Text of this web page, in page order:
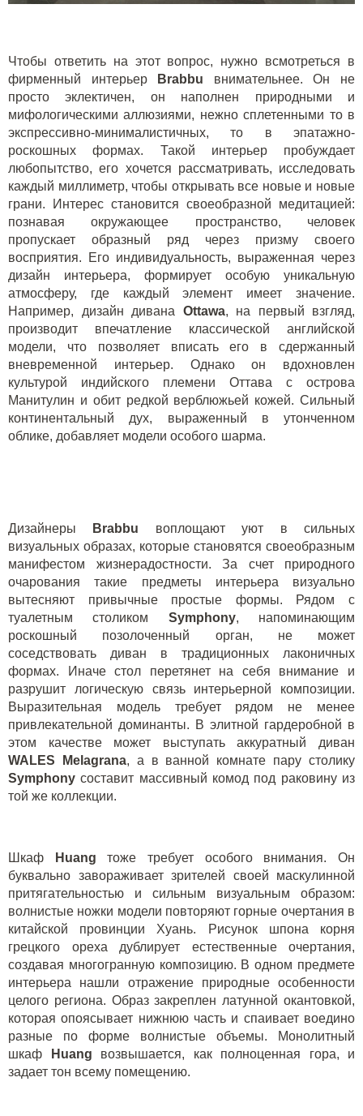
Чтобы ответить на этот вопрос, нужно всмотреться в
фирменный интерьер
Brabbu
внимательнее. Он не
просто эклектичен, он наполнен природными и
мифологическими аллюзиями, нежно сплетенными то в
экспрессивно-минималистичных, то в эпатажно-
роскошных формах. Такой интерьер пробуждает
любопытство, его хочется рассматривать, исследовать
каждый миллиметр, чтобы открывать все новые и новые
грани. Интерес становится своеобразной медитацией:
познавая окружающее пространство, человек
пропускает образный ряд через призму своего
восприятия. Его индивидуальность, выраженная через
дизайн интерьера, формирует особую уникальную
атмосферу, где каждый элемент имеет значение.
Например, дизайн дивана Ottawa, на первый взгляд,
производит впечатление классической английской
модели, что позволяет вписать его в сдержанный
вневременной интерьер. Однако он вдохновлен
культурой индийского племени Оттава с острова
Манитулин и обит редкой верблюжьей кожей. Сильный
континентальный дух, выраженный в утонченном
облике, добавляет модели особого шарма.
Дизайнеры Brabbu
воплощают уют в сильных
визуальных образах, которые становятся своеобразным
манифестом жизнерадостности. За счет природного
очарования такие предметы интерьера визуально
вытесняют привычные простые формы. Рядом с
туалетным столиком Symphony, напоминающим
роскошный позолоченный орган, не может
соседствовать диван в традиционных лаконичных
формах. Иначе стол перетянет на себя внимание и
разрушит логическую связь интерьерной композиции.
Выразительная модель требует рядом не менее
привлекательной доминанты. В элитной гардеробной в
этом качестве может выступать аккуратный диван
WALES Melagrana, а в ванной комнате пару столику
Symphonyсоставит массивный комод под раковину из
той же коллекции.
Шкаф H uang тоже требует особого внимания. Он
буквально завораживает зрителей своей маскулинной
притягательностью и сильным визуальным образом:
волнистые ножки модели повторяют горные очертания в
китайской провинции Хуань. Рисунок шпона корня
грецкого ореха дублирует естественные очертания,
создавая многогранную композицию. В одном предмете
интерьера нашли отражение природные особенности
целого региона. Образ закреплен латунной окантовкой,
которая опоясывает нижнюю часть и спаивает воедино
разные по форме волнистые объемы. Монолитный
шкаф
H uang
возвышается, как полноценная гора, и
задает тон всему помещению.